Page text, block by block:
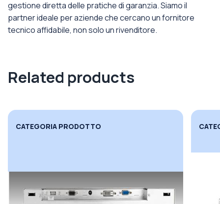
gestione diretta delle pratiche di garanzia. Siamo il
partner ideale per aziende che cercano un fornitore
tecnico affidabile, non solo un rivenditore.
Related products
CATEGORIA PRODOTTO